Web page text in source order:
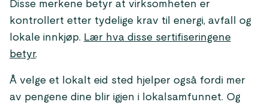
Disse merkene betyr at virksomheten er
kontrollert etter tydelige krav til energi, avfall og
lokale innkjøp. Lær hva disse sertifiseringene
betyr.
Å velge et lokalt eid sted hjelper også fordi mer
av pengene dine blir igjen i lokalsamfunnet. Og